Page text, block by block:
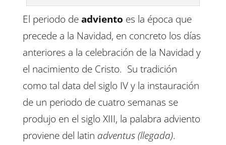
El periodo deadviento es la época que
precede a la Navidad, en concreto los días
anteriores a la celebración de la Navidad y
el nacimiento de Cristo. Su tradición
como tal data del siglo IV y la instauración
de un periodo de cuatro semanas se
produjo en el siglo XIII, la palabra adviento
proviene del latin adventus (llegada).